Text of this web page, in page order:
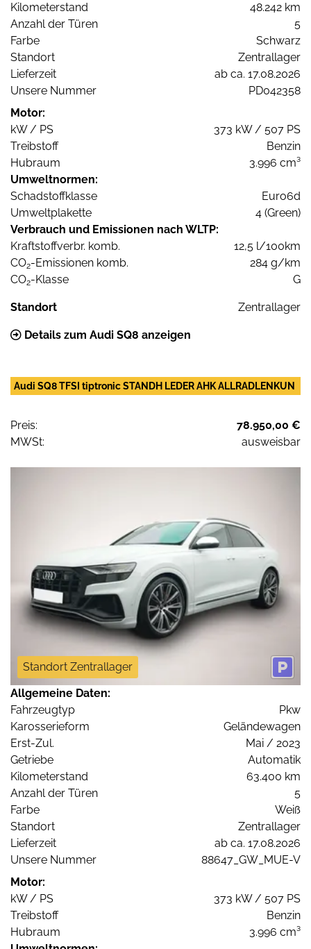
Kilometerstand
48.242 km
Anzahl der Türen
5
Farbe
Schwarz
Standort
Zentrallager
Lieferzeit
ab ca. 17.08.2026
Unsere Nummer
PD042358
Motor:
kW / PS
373 kW / 507 PS
Treibstoff
Benzin
Hubraum
3.996 cm³
Umweltnormen:
Schadstoffklasse
Euro6d
Umweltplakette
4 (Green)
Verbrauch und Emissionen nach WLTP:
Kraftstoffverbr. komb.
12,5 l/100km
CO2-Emissionen komb.
284 g/km
CO2-Klasse G
Standort Zentrallager
Details zum Audi SQ8 anzeigen
Audi SQ8 TFSI tiptronic STANDH LEDER AHK ALLRADLENKUN
Preis:
78.950,00 €
MWSt:
ausweisbar
Standort Zentrallager
Allgemeine Daten:
Fahrzeugtyp
Pkw
Karosserieform
Geländewagen
Erst-Zul.
Mai / 2023
Getriebe
Automatik
Kilometerstand
63.400 km
Anzahl der Türen
5
Farbe
Weiß
Standort
Zentrallager
Lieferzeit
ab ca. 17.08.2026
Unsere Nummer
88647_GW_MUE-V
Motor:
kW / PS
373 kW / 507 PS
Treibstoff
Benzin
Hubraum
3.996 cm³